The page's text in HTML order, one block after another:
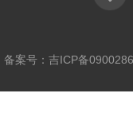
案号： 吉ICP备